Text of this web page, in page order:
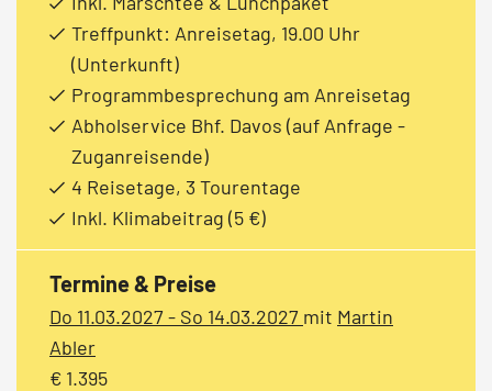
Treffpunkt: Anreisetag, 19.00 Uhr
(Unterkunft)
Programmbesprechung am Anreisetag
Abholservice Bhf. Davos (auf Anfrage -
Zuganreisende)
4 Reisetage, 3 Tourentage
Inkl. Klimabeitrag (5 €)
Termine & Preise
Do 11.03.2027 - So 14.03.2027 mit Martin
Abler
€ 1.395